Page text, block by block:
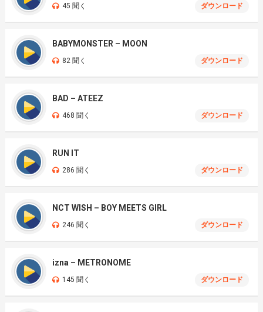
45 聞く ダウンロード
BABYMONSTER – MOON
82 聞く ダウンロード
BAD – ATEEZ
468 聞く ダウンロード
RUN IT
286 聞く ダウンロード
NCT WISH – BOY MEETS GIRL
246 聞く ダウンロード
izna – METRONOME
145 聞く ダウンロード